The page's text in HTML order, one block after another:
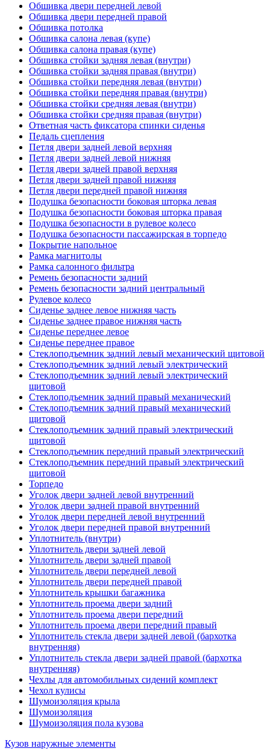
Обшивка двери передней левой
Обшивка двери передней правой
Обшивка потолка
Обшивка салона левая (купе)
Обшивка салона правая (купе)
Обшивка стойки задняя левая (внутри)
Обшивка стойки задняя правая (внутри)
Обшивка стойки передняя левая (внутри)
Обшивка стойки передняя правая (внутри)
Обшивка стойки средняя левая (внутри)
Обшивка стойки средняя правая (внутри)
Ответная часть фиксатора спинки сиденья
Педаль сцепления
Петля двери задней левой верхняя
Петля двери задней левой нижняя
Петля двери задней правой верхняя
Петля двери задней правой нижняя
Петля двери передней правой нижняя
Подушка безопасности боковая шторка левая
Подушка безопасности боковая шторка правая
Подушка безопасности в рулевое колесо
Подушка безопасности пассажирская в торпедо
Покрытие напольное
Рамка магнитолы
Рамка салонного фильтра
Ремень безопасности задний
Ремень безопасности задний центральный
Рулевое колесо
Сиденье заднее левое нижняя часть
Сиденье заднее правое нижняя часть
Сиденье переднее левое
Сиденье переднее правое
Стеклоподъемник задний левый механический щитовой
Стеклоподъемник задний левый электрический
Стеклоподъемник задний левый электрический
щитовой
Стеклоподъемник задний правый механический
Стеклоподъемник задний правый механический
щитовой
Стеклоподъемник задний правый электрический
щитовой
Стеклоподъемник передний правый электрический
Стеклоподъемник передний правый электрический
щитовой
Торпедо
Уголок двери задней левой внутренний
Уголок двери задней правой внутренний
Уголок двери передней левой внутренний
Уголок двери передней правой внутренний
Уплотнитель (внутри)
Уплотнитель двери задней левой
Уплотнитель двери задней правой
Уплотнитель двери передней левой
Уплотнитель двери передней правой
Уплотнитель крышки багажника
Уплотнитель проема двери задний
Уплотнитель проема двери передний
Уплотнитель проема двери передний правый
Уплотнитель стекла двери задней левой (бархотка
внутренняя)
Уплотнитель стекла двери задней правой (бархотка
внутренняя)
Чехлы для автомобильных сидений комплект
Чехол кулисы
Шумоизоляция крыла
Шумоизоляция
Шумоизоляция пола кузова
Кузов наружные элементы